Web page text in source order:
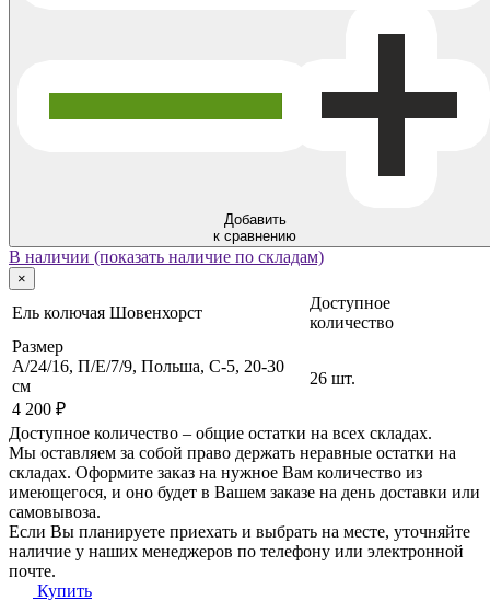
Добавить
к сравнению
В наличии (показать наличие по складам)
×
Ель колючая Шовенхорст
Доступное
количество
Размер
A/24/16, П/Е/7/9, Польша, C-5, 20-30
cм
4 200 ₽
26 шт.
Доступное количество – общие остатки на всех складах.
Мы оставляем за собой право держать неравные остатки на
складах. Оформите заказ на нужное Вам количество из
имеющегося, и оно будет в Вашем заказе на день доставки или
самовывоза.
Если Вы планируете приехать и выбрать на месте, уточняйте
наличие у наших менеджеров по телефону или электронной
почте.
Купить